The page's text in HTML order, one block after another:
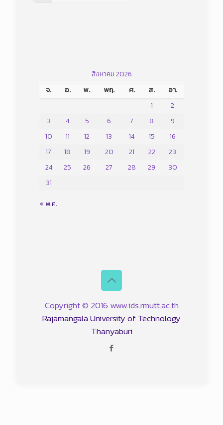
สิงหาคม 2026
จ.
อ. พ. พฤ. ศ. ส.
อา.
1
2
3
4 5 6 7 8
9
10
11 12 13 14 15
16
17
18 19 20 21 22
23
24
25 26 27 28 29
30
31
« พ.ค.
Copyright © 2016 www.ids.rmutt.ac.th
Rajamangala University of Technology
Thanyaburi